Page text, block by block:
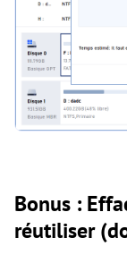
Bonus :
réutiliser